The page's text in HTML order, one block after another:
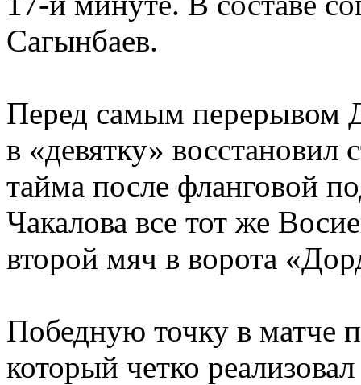
Сагынбаев.
Перед самым перерывом
в «девятку» восстановил
тайма после фланговой
Чакалова все тот же
второй мяч в ворота
Победную точку в матче
который четко